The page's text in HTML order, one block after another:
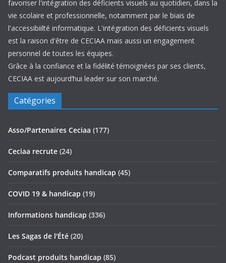
favoriser l'intégration des déficients visuels au quotidien, dans la
vie scolaire et professionnelle, notamment par le biais de
l'accessibiilté informatique. L'intégration des déficients visuels
est la raison d'être de CECIAA mais aussi un engagement
personnel de toutes les équipes.
Grâce à la confiance et la fidélité témoignées par ses clients,
CECIAA est aujourd’hui leader sur son marché.
Catégories
Asso/Partenaires Ceciaa (177)
Ceciaa recrute (24)
Comparatifs produits handicap (45)
COVID 19 & handicap (19)
Informations handicap (336)
Les Sagas de l'Été (20)
Podcast produits handicap (85)